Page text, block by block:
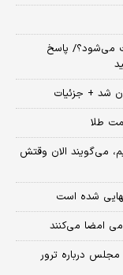
می‌شود؟/ پاسخ
شد + جزئیات
می‌گویند الان وقتش
نهایی شده است
مجلس درباره ترور